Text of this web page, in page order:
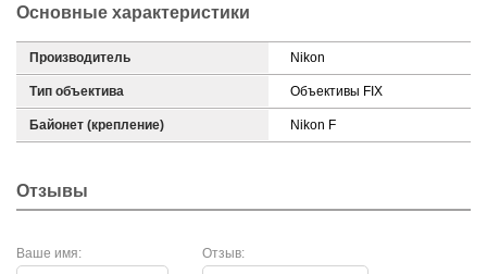
Основные характеристики
Производитель Nikon
Тип объектива Объективы FIX
Байонет (крепление) Nikon F
Отзывы
Ваше имя: Отзыв: